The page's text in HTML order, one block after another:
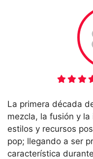
La primera década
mezcla, la fusión y
estilos y recursos
pop; llegando a ser
característica